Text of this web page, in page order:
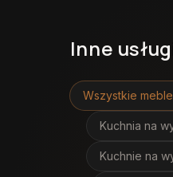
Inne
Wszystkie
Kuchnia na
Kuchnie na